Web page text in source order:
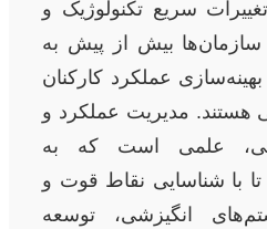
سریع تکنولوژیک و
بیش از پیش به
عملکرد کارکنان
هستند. مدیریت عملکرد و
علمی است که به
با شناسایی نقاط قوت و
انگیزشی، توسعه